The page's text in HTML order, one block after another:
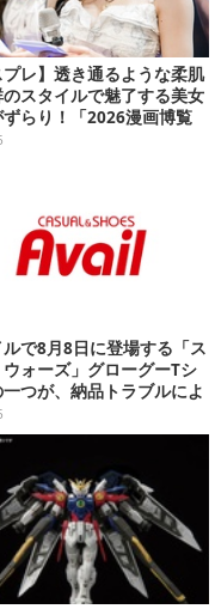
プレ】透き通るような柔肌
のスタイルで魅了する美女
ずらり！「2026漫画博覧
コンパニオンまとめ【画
ルで8月8日に登場する「ス
ウォーズ」グローグーTシ
一つが、納品トラブルによ
変更へ